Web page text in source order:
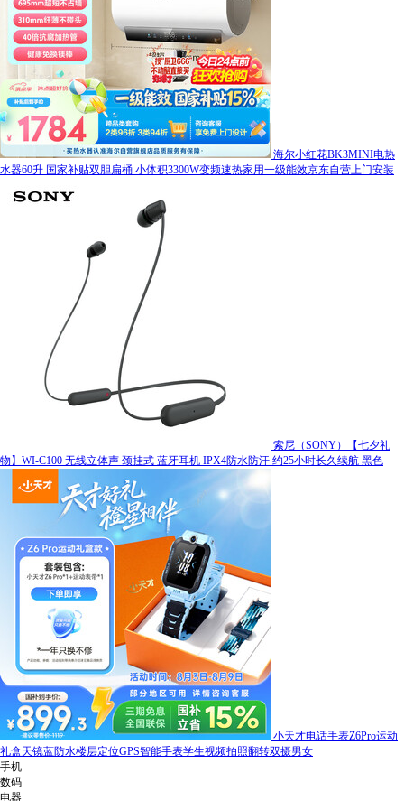
海尔小红花BK3MINI电热
水器60升 国家补贴双胆扁桶 小体积3300W变频速热家用一级能效京东自营上门安装
索尼（SONY）【七夕礼
物】WI-C100 无线立体声 颈挂式 蓝牙耳机 IPX4防水防汗 约25小时长久续航 黑色
小天才电话手表Z6Pro运动
礼盒天镜蓝防水楼层定位GPS智能手表学生视频拍照翻转双摄男女
手机
数码
电器